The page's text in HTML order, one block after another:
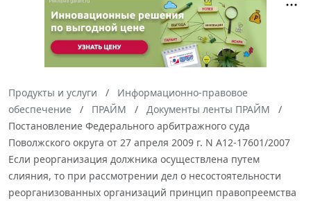
Продукты и услуги
Информационно-правовое
обеспечение
ПРАЙМ
Документы ленты ПРАЙМ
Постановление Федерального арбитражного суда
Поволжского округа от 27 апреля 2009 г. N А12-17601/2007
Если реорганизация должника осуществлена путем
слияния, то при рассмотрении дел о несостоятельности
реорганизованных организаций принцип правопреемства